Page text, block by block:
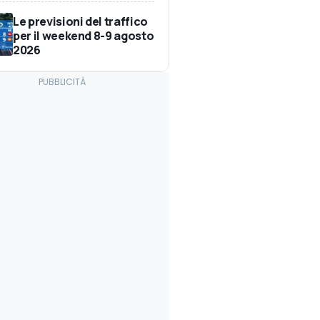
Le previsioni del traffico
per il weekend 8-9 agosto
2026